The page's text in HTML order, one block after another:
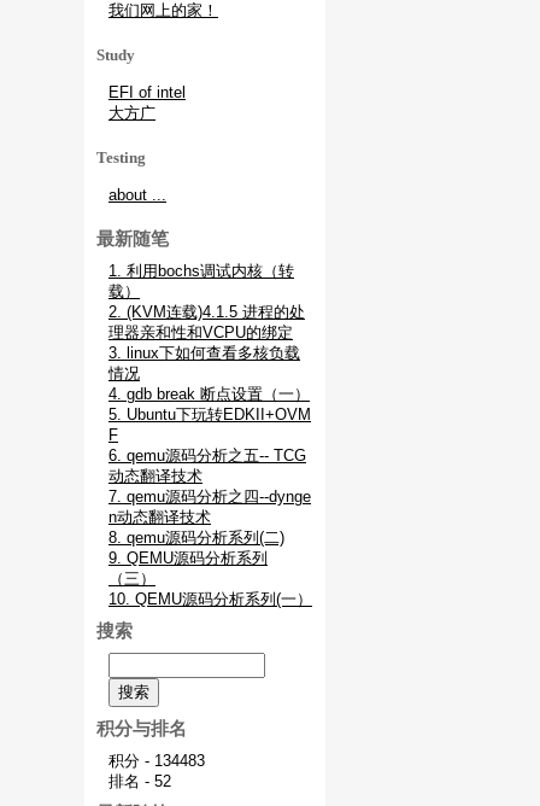
我们网上的家！
Study
EFI of intel
大方广
Testing
about ...
最新随笔
1. 利用bochs调试内核（转
载）
2. (KVM连载)4.1.5 进程的处
理器亲和性和VCPU的绑定
3. linux下如何查看多核负载
情况
4. gdb break 断点设置（一）
5. Ubuntu下玩转EDKII+OVM
F
6. qemu源码分析之五-- TCG
动态翻译技术
7. qemu源码分析之四--dynge
n动态翻译技术
8. qemu源码分析系列(二)
9. QEMU源码分析系列
（三）
10. QEMU源码分析系列(一）
搜索
积分与排名
积分 - 134483
排名 - 52